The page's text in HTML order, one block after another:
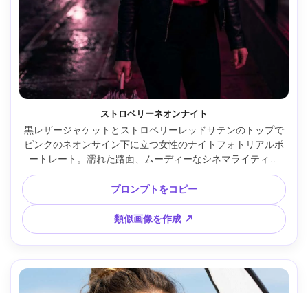
ストロベリーネオンナイト
黒レザージャケットとストロベリーレッドサテンのトップで
ピンクのネオンサイン下に立つ女性のナイトフォトリアルポ
ートレート。濡れた路面、ムーディーなシネマライティン
グ、Sony A7S III 50mm f/1.2、浅い被写界深度、ネオンボ
ケ、自信ある表情、リッチなコントラストと鮮やかなピンク
レッド調 --ar 4:5
プロンプトをコピー
類似画像を作成 ↗